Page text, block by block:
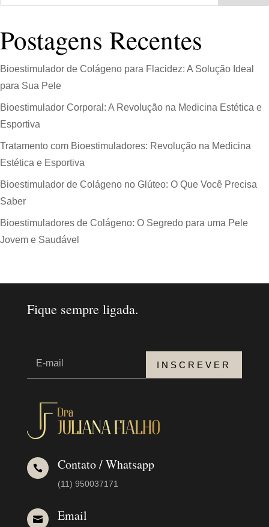
Postagens Recentes
Bioestimulador de Colágeno para Flacidez: A Solução Ideal
para Sua Pele
Bioestimulador Corporal: A Revolução na Medicina Estética e
Esportiva
Tratamento com Bioestimuladores: Revolução na Medicina
Estética e Esportiva
Bioestimulador de Colágeno no Glúteo: O Que Você Precisa
Saber
Bioestimuladores de Colágeno: O Segredo para uma Pele
Jovem e Saudável
Fique sempre ligada.
INSCREVER
 Contato / Whatsapp
(11) 950037171
 Email